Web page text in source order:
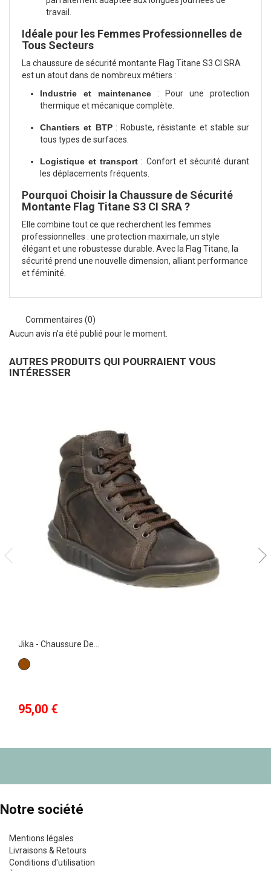
travail.
Idéale pour les Femmes Professionnelles de
Tous Secteurs
La chaussure de sécurité montante Flag Titane S3 CI SRA
est un atout dans de nombreux métiers :
Industrie et maintenance : Pour une protection
thermique et mécanique complète.
Chantiers et BTP: Robuste, résistante et stable sur
tous types de surfaces.
Logistique et transport : Confort et sécurité durant
les déplacements fréquents.
Pourquoi Choisir la Chaussure de Sécurité
Montante Flag Titane S3 CI SRA ?
Elle combine tout ce que recherchent les femmes
professionnelles : une protection maximale, un style
élégant et une robustesse durable. Avec la Flag Titane, la
sécurité prend une nouvelle dimension, alliant performance
et féminité.
Commentaires (0)
Aucun avis n'a été publié pour le moment.
AUTRES PRODUITS QUI POURRAIENT VOUS
INTÉRESSER
Jika - Chaussure De...
Marron
Prix
95,00 €
Notre société
Mentions légales
Livraisons & Retours
Conditions d'utilisation